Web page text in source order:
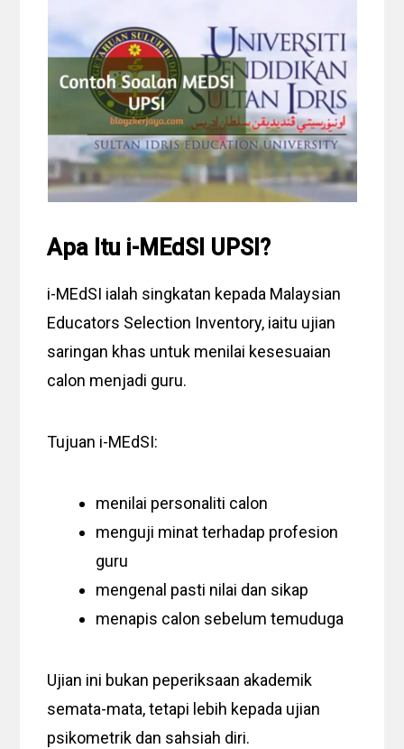
Apa Itu i-MEdSI UPSI?
i-MEdSI ialah singkatan kepada Malaysian
Educators Selection Inventory, iaitu ujian
saringan khas untuk menilai kesesuaian
calon menjadi guru.
Tujuan i-MEdSI:
menilai personaliti calon
menguji minat terhadap profesion
guru
mengenal pasti nilai dan sikap
menapis calon sebelum temuduga
Ujian ini bukan peperiksaan akademik
semata-mata, tetapi lebih kepada ujian
psikometrik dan sahsiah diri.